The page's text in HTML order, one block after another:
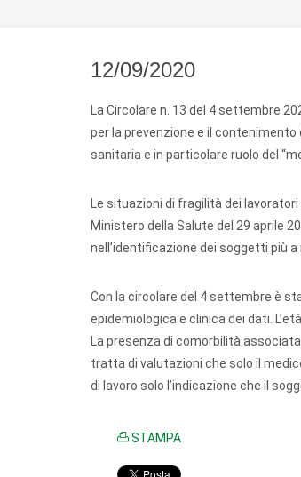
12/09/2020
La Circolare n. 13 del 4 settembre
per la prevenzione e il contenimento
sanitaria e in particolare ruolo del
Le situazioni di fragilità dei
Ministero della Salute del 29 aprile
nell’identificazione dei soggetti più a
Con la circolare del 4 settembre è
epidemiologica e clinica dei dati.
La presenza di comorbilità
tratta di valutazioni che solo il
di lavoro solo l’indicazione che il
STAMPA